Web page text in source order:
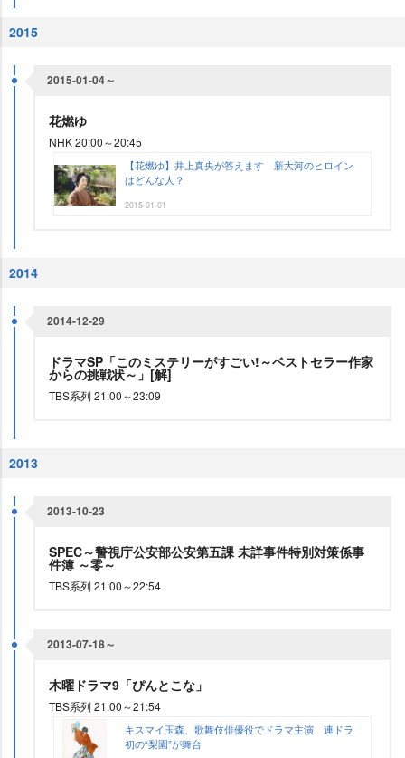
2015
2015-01-04～
花燃ゆ
NHK 20:00～20:45
【花燃ゆ】井上真央が答えます 新大河のヒロイン
はどんな人？
2015-01-01
2014
2014-12-29
ドラマSP「このミステリーがすごい!～ベストセラー作家
からの挑戦状～」[解]
TBS系列 21:00～23:09
2013
2013-10-23
SPEC～警視庁公安部公安第五課 未詳事件特別対策係事
件簿 ～零～
TBS系列 21:00～22:54
2013-07-18～
木曜ドラマ9「ぴんとこな」
TBS系列 21:00～21:54
キスマイ玉森、歌舞伎俳優役でドラマ主演 連ドラ
初の“梨園”が舞台